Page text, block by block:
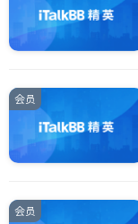
会员
会员